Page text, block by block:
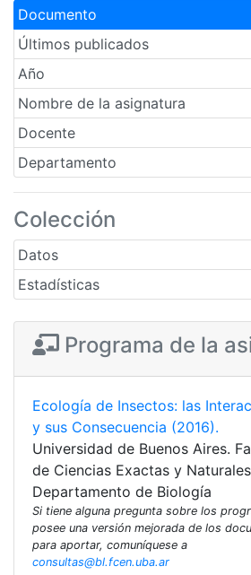
Documento
Últimos publicados
Año
Nombre de la asignatura
Docente
Departamento
Colección
Datos
Estadísticas
Programa de la
Ecología de Insectos: las
y sus Consecuencia (2016).
Universidad de Buenos Aires.
de Ciencias Exactas y
Departamento de Biología
Si tiene alguna pregunta sobre los
posee una versión mejorada de los
para aportar, comuníquese a
consultas@bl.fcen.uba.ar